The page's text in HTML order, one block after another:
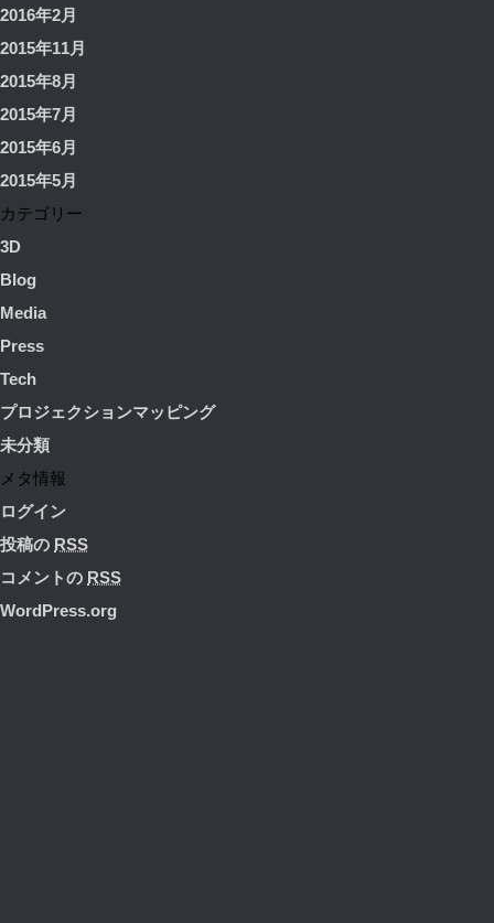
2016年2月
2015年11月
2015年8月
2015年7月
2015年6月
2015年5月
カテゴリー
3D
Blog
Media
Press
Tech
プロジェクションマッピング
未分類
メタ情報
ログイン
投稿の RSS
コメントの RSS
WordPress.org